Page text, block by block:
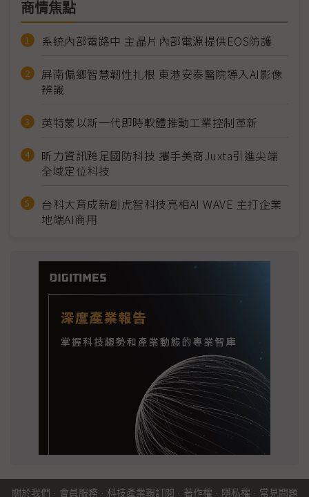
商情焦點
系統內部電路中 主晶片內部電源提供EOS防護
屏南偏鄉智慧韌性扎根 東港安泰醫院導入AI影像
辨識
英特蒙以新一代即時軟體推動工業控制革新
昕力資訊跨足國防科技 攜手美商Juxta引進尖端
全域定位科技
台科大育成新創虎智科技亮相AI WAVE 主打企業
地端AI商用
關於我們 · 會員服務 · 科技產業報訂閱 · 著作權 · 隱私權 · 常見問題